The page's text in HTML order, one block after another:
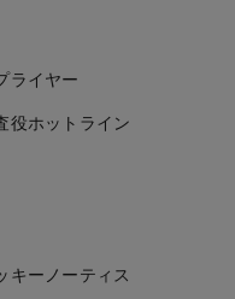
ライヤー
役ホットライン
キーノーティス